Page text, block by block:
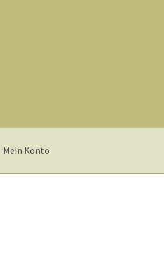
Mein Konto